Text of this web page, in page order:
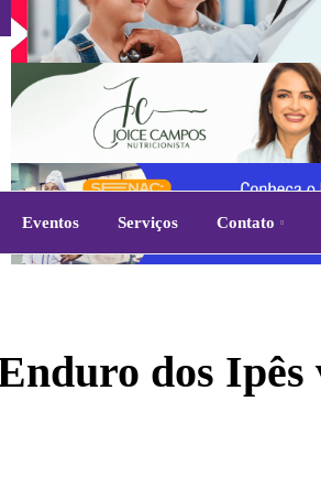
Eventos Serviços Contato
dos Ipês